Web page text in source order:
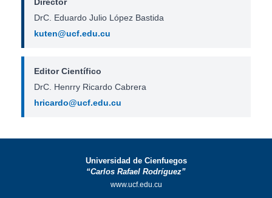
DrC. Eduardo Julio López Bastida
kuten@ucf.edu.cu
Editor Científico
DrC. Henrry Ricardo Cabrera
hricardo@ucf.edu.cu
Universidad de Cienfuegos
“Carlos Rafael Rodríguez”
www.ucf.edu.cu